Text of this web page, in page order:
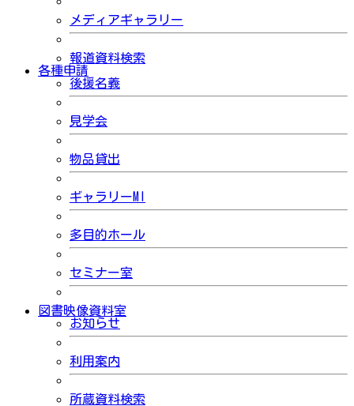
メディアギャラリー
報道資料検索
各種申請
後援名義
見学会
物品貸出
ギャラリーMI
多目的ホール
セミナー室
図書映像資料室
お知らせ
利用案内
所蔵資料検索